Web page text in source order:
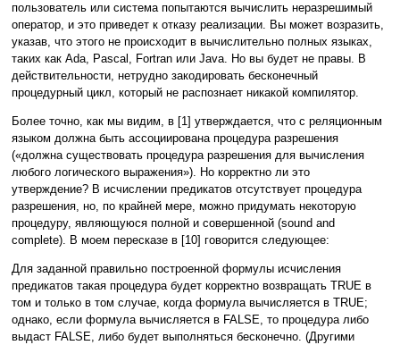
пользователь или система попытаются вычислить неразрешимый
оператор, и это приведет к отказу реализации. Вы может возразить,
указав, что этого не происходит в вычислительно полных языках,
таких как Ada, Pascal, Fortran или Java. Но вы будет не правы. В
действительности, нетрудно закодировать бесконечный
процедурный цикл, который не распознает никакой компилятор.
Более точно, как мы видим, в [1] утверждается, что с реляционным
языком должна быть ассоциирована процедура разрешения
(«должна существовать процедура разрешения для вычисления
любого логического выражения»). Но корректно ли это
утверждение? В исчислении предикатов отсутствует процедура
разрешения, но, по крайней мере, можно придумать некоторую
процедуру, являющуюся полной и совершенной (sound and
complete). В моем пересказе в [10] говорится следующее:
Для заданной правильно построенной формулы исчисления
предикатов такая процедура будет корректно возвращать TRUE в
том и только в том случае, когда формула вычисляется в TRUE;
однако, если формула вычисляется в FALSE, то процедура либо
выдаст FALSE, либо будет выполняться бесконечно. (Другими